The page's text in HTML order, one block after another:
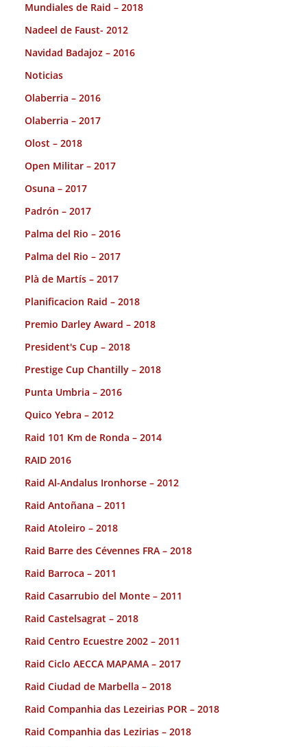
Mundiales de Raid – 2018
Nadeel de Faust- 2012
Navidad Badajoz – 2016
Noticias
Olaberria – 2016
Olaberria – 2017
Olost – 2018
Open Militar – 2017
Osuna – 2017
Padrón – 2017
Palma del Rio – 2016
Palma del Rio – 2017
Plà de Martís – 2017
Planificacion Raid – 2018
Premio Darley Award – 2018
President's Cup – 2018
Prestige Cup Chantilly – 2018
Punta Umbria – 2016
Quico Yebra – 2012
Raid 101 Km de Ronda – 2014
RAID 2016
Raid Al-Andalus Ironhorse – 2012
Raid Antoñana – 2011
Raid Atoleiro – 2018
Raid Barre des Cévennes FRA – 2018
Raid Barroca – 2011
Raid Casarrubio del Monte – 2011
Raid Castelsagrat – 2018
Raid Centro Ecuestre 2002 – 2011
Raid Ciclo AECCA MAPAMA – 2017
Raid Ciudad de Marbella – 2018
Raid Companhia das Lezeirias POR – 2018
Raid Companhia das Lezirias – 2018